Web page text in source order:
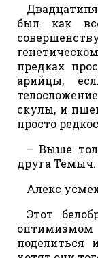
был как
предках
арийцы,
скулы, и
просто
– Выше
друга Тёмыч.
Алекс
Этот
поделиться